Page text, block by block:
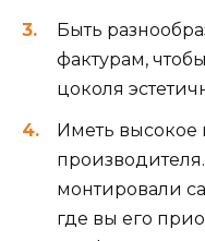
Быть
фактурам,
цоколя
Иметь высокое
монтировали
где вы его